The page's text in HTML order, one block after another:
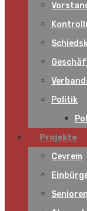
Politik
Projekte
Çevrem